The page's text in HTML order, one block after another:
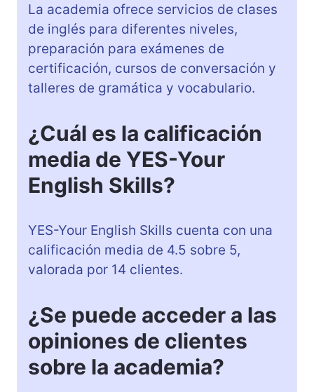
La academia ofrece servicios de clases
de inglés para diferentes niveles,
preparación para exámenes de
certificación, cursos de conversación y
talleres de gramática y vocabulario.
¿Cuál es la calificación
media de YES-Your
English Skills?
YES-Your English Skills cuenta con una
calificación media de 4.5 sobre 5,
valorada por 14 clientes.
¿Se puede acceder a las
opiniones de clientes
sobre la academia?